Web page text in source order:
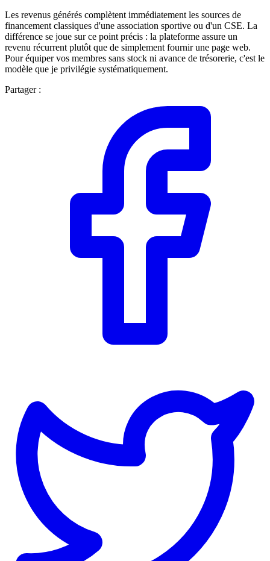
Les revenus générés complètent immédiatement les sources de
financement classiques d'une association sportive ou d'un CSE. La
différence se joue sur ce point précis : la plateforme assure un
revenu récurrent plutôt que de simplement fournir une page web.
Pour équiper vos membres sans stock ni avance de trésorerie, c'est le
modèle que je privilégie systématiquement.
Partager :